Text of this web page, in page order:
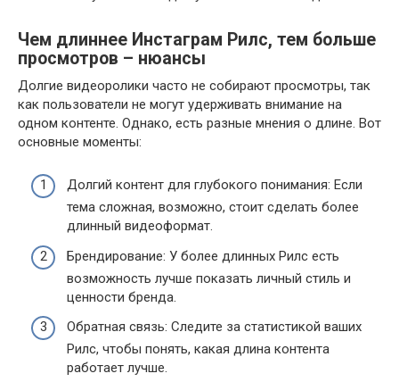
Чем длиннее Инстаграм Рилс, тем больше
просмотров – нюансы
Долгие видеоролики часто не собирают просмотры, так
как пользователи не могут удерживать внимание на
одном контенте. Однако, есть разные мнения о длине. Вот
основные моменты:
Долгий контент для глубокого понимания: Если
тема сложная, возможно, стоит сделать более
длинный видеоформат.
Брендирование: У более длинных Рилс есть
возможность лучше показать личный стиль и
ценности бренда.
Обратная связь: Следите за статистикой ваших
Рилс, чтобы понять, какая длина контента
работает лучше.